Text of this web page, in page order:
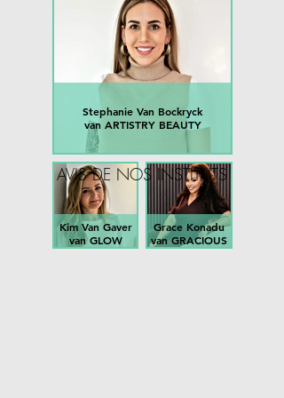
Stephanie Van Bockryck
van ARTISTRY BEAUTY
Kim Van Gaver
van GLOW
INSTITUTE
Grace Konadu
van GRACIOUS
COSMETICS
AVIS DE NOS INSTITUTS